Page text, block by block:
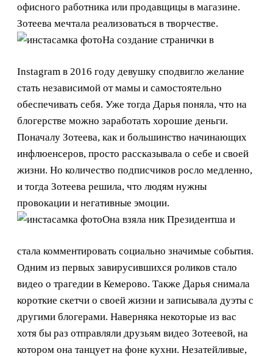
офисного работника или продавщицы в магазине.
Зотеева мечтала реализоваться в творчестве.
На создание странички в
Instagram в 2016 году девушку сподвигло желание
стать независимой от мамы и самостоятельно
обеспечивать себя. Уже тогда Дарья поняла, что на
блогерстве можно заработать хорошие деньги.
Поначалу Зотеева, как и большинство начинающих
инфлюенсеров, просто рассказывала о себе и своей
жизни. Но количество подписчиков росло медленно,
и тогда Зотеева решила, что людям нужны
провокации и негативные эмоции.
Она взяла ник Президентша и
стала комментировать социально значимые события.
Одним из первых завирусившихся роликов стало
видео о трагедии в Кемерово. Также Дарья снимала
короткие скетчи о своей жизни и записывала дуэты с
другими блогерами. Наверняка некоторые из вас
хотя бы раз отправляли друзьям видео Зотеевой, на
котором она танцует на фоне кухни. Незатейливые,